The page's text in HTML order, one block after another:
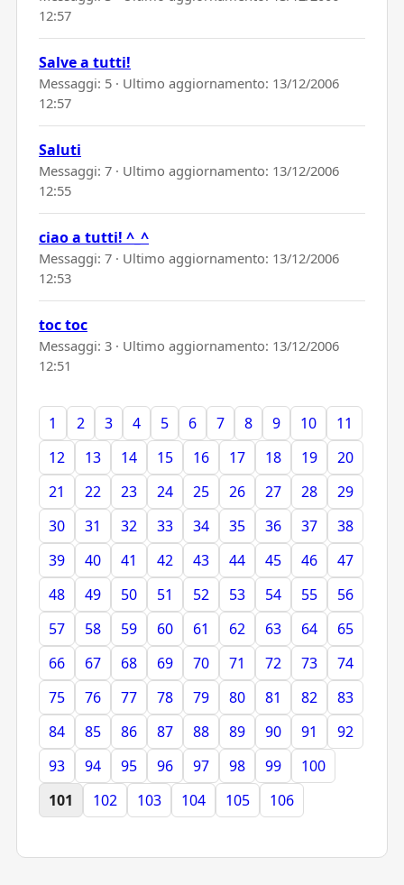
12:57
Salve a tutti!
Messaggi: 5 · Ultimo aggiornamento: 13/12/2006
12:57
Saluti
Messaggi: 7 · Ultimo aggiornamento: 13/12/2006
12:55
ciao a tutti! ^_^
Messaggi: 7 · Ultimo aggiornamento: 13/12/2006
12:53
toc toc
Messaggi: 3 · Ultimo aggiornamento: 13/12/2006
12:51
1 2 3 4 5 6 7 8 9 10
11
12
13 14 15 16 17 18 19
20
21
22 23 24 25 26 27 28
29
30
31 32 33 34 35 36 37
38
39
40 41 42 43 44 45 46
47
48
49 50 51 52 53 54 55
56
57
58 59 60 61 62 63 64
65
66
67 68 69 70 71 72 73
74
75
76 77 78 79 80 81 82
83
84
85 86 87 88 89 90 91
92
93
94 95 96 97 98 99
100
101
102 103 104 105 106